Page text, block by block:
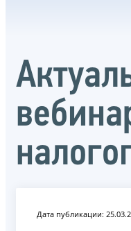
Дата публикации: